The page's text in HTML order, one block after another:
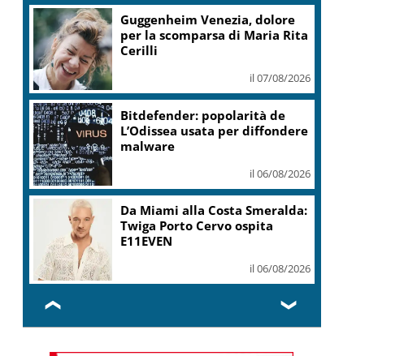
Guggenheim Venezia, dolore
per la scomparsa di Maria Rita
Cerilli
il 07/08/2026
Bitdefender: popolarità de
L’Odissea usata per diffondere
malware
il 06/08/2026
Da Miami alla Costa Smeralda:
Twiga Porto Cervo ospita
E11EVEN
il 06/08/2026
❮ ❯